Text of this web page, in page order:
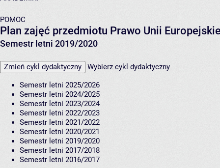
POMOC
Plan zajęć przedmiotu Prawo Unii
Semestr letni 2019/2020
Zmień cykl dydaktyczny Wybierz cykl dydaktyczny
Semestr letni 2025/2026
Semestr letni 2024/2025
Semestr letni 2023/2024
Semestr letni 2022/2023
Semestr letni 2021/2022
Semestr letni 2020/2021
Semestr letni 2019/2020
Semestr letni 2017/2018
Semestr letni 2016/2017